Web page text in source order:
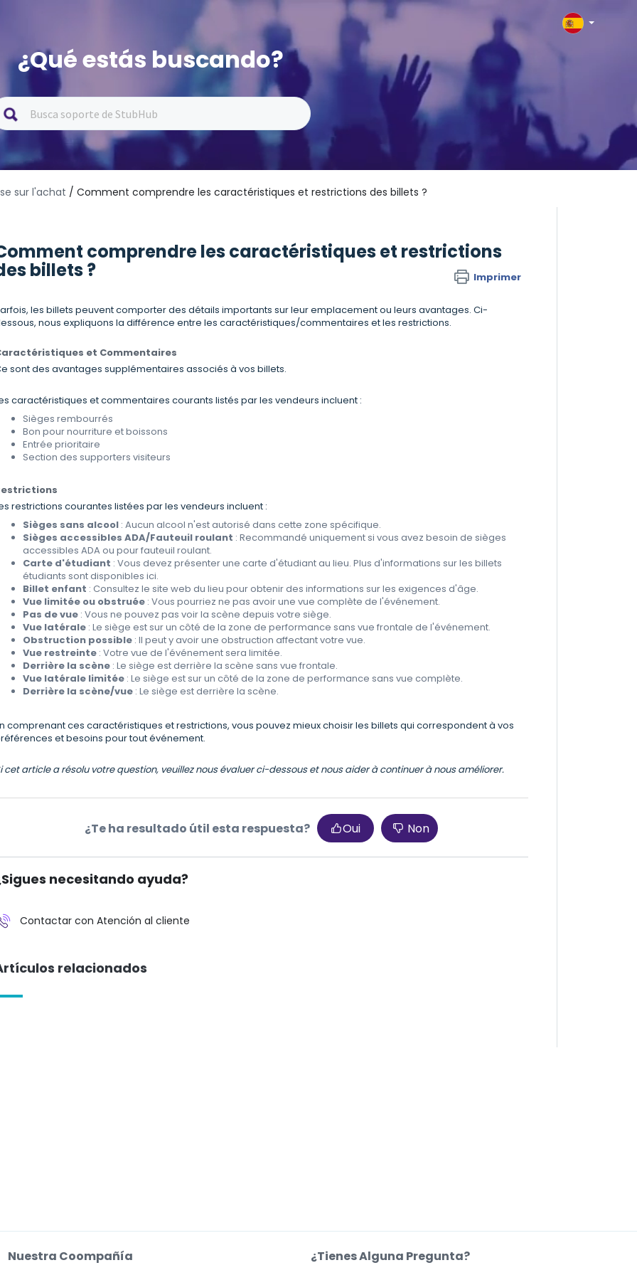
¿Qué estás buscando?
sur l'achat / Comment comprendre les caractéristiques et restrictions des billets ?
comprendre les caractéristiques et restrictions
billets ? Imprimer
les billets peuvent comporter des détails importants sur leur emplacement ou leurs avantages. Ci-
nous expliquons la différence entre les caractéristiques/commentaires et les restrictions.
et Commentaires
sont des avantages supplémentaires associés à vos billets.
caractéristiques et commentaires courants listés par les vendeurs incluent :
Sièges rembourrés
Bon pour nourriture et boissons
Entrée prioritaire
Section des supporters visiteurs
restrictions courantes listées par les vendeurs incluent :
Sièges sans alcool : Aucun alcool n'est autorisé dans cette zone spécifique.
Sièges accessibles ADA/Fauteuil roulant : Recommandé uniquement si vous avez besoin de sièges
accessibles ADA ou pour fauteuil roulant.
Carte d'étudiant : Vous devez présenter une carte d'étudiant au lieu. Plus d'informations sur les billets
étudiants sont disponibles ici.
Billet enfant : Consultez le site web du lieu pour obtenir des informations sur les exigences d'âge.
Vue limitée ou obstruée : Vous pourriez ne pas avoir une vue complète de l'événement.
Pas de vue : Vous ne pouvez pas voir la scène depuis votre siège.
Vue latérale : Le siège est sur un côté de la zone de performance sans vue frontale de l'événement.
Obstruction possible : Il peut y avoir une obstruction affectant votre vue.
Vue restreinte : Votre vue de l'événement sera limitée.
Derrière la scène : Le siège est derrière la scène sans vue frontale.
Vue latérale limitée : Le siège est sur un côté de la zone de performance sans vue complète.
Derrière la scène/vue : Le siège est derrière la scène.
comprenant ces caractéristiques et restrictions, vous pouvez mieux choisir les billets qui correspondent à vos
et besoins pour tout événement.
cet article a résolu votre question, veuillez nous évaluer ci-dessous et nous aider à continuer à nous améliorer.
¿Te ha resultado útil esta respuesta? Oui Non
necesitando ayuda?
Contactar con Atención al cliente
relacionados
Nuestra Coompañía ¿Tienes Alguna Pregunta?